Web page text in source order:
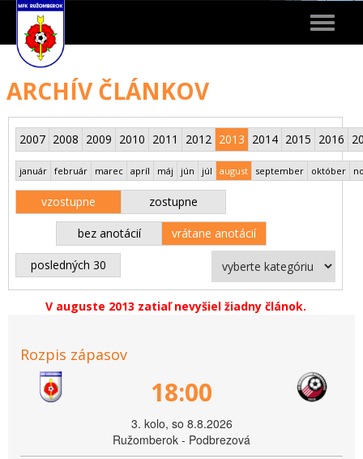
Toggle
ARCHÍV ČLÁNKOV
2007 2008 2009 2010 2011 2012 2013 2014 2015 2016
január február marec apríl máj jún júl august september október
vzostupne zostupne
bez anotácií vrátane anotácií
posledných 30
V auguste 2013 zatiaľ nevyšiel žiadny článok.
Rozpis zápasov
18:00
3. kolo, so 8.8.2026
Ružomberok - Podbrezová